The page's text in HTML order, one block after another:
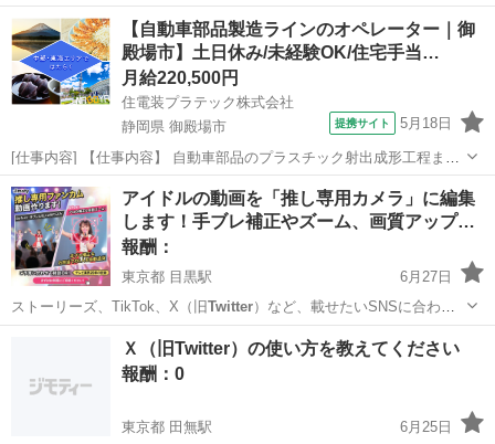
【自動車部品製造ラインのオペレーター｜御
殿場市】土日休み/未経験OK/住宅手当…
月給220,500円
住電装プラテック株式会社
静岡県 御殿場市
提携サイト 5月18日
[仕事内容] 【仕事内容】 自動車部品のプラスチック射出成形工程また
は組立工程での以下業務をお願いします。 ・生産段取り、チョコ停解
除などの作業 ・箱替え、梱包などの作業 ・材料及び部材供給及び補助
作業 ・物流や簡易保全作業...
静岡 御殿場市 工場
アイドルの動画を「推し専用カメラ」に編集
します！手ブレ補正やズーム、画質アップ…
報酬：
東京都 目黒駅
6月27日
ストーリーズ、TikTok、X（旧Twitter）など、載せたいSNSに合わせ
たサ…
目黒駅 手伝いたい/助けたい
Ｘ（旧Twitter）の使い方を教えてください
報酬：0
東京都 田無駅
6月25日